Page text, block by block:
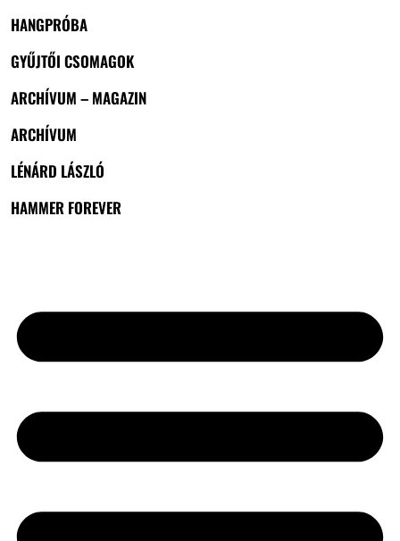
HANGPRÓBA
GYŰJTŐI CSOMAGOK
ARCHÍVUM – MAGAZIN
ARCHÍVUM
LÉNÁRD LÁSZLÓ
HAMMER FOREVER